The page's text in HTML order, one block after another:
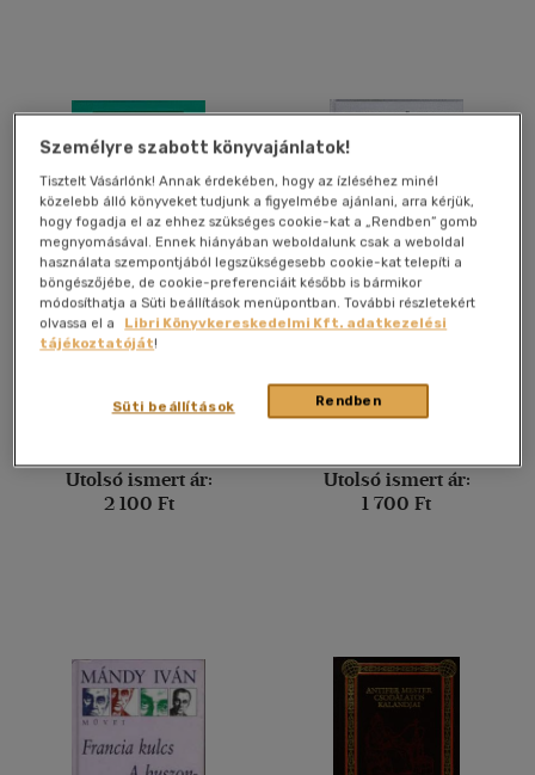
Nyelv szerint
Magyar(2449)
Angol(92)
Francia(3)
Német(16)
Olasz(4)
Vélemény szerint
Emberke meg a kislány
Könyv
Utolsó ismert ár:
2 100 Ft
Az állatok konferenciája
Könyv
Utolsó ismert ár:
1 700 Ft
Személyre szabott könyvajánlatok!
Tisztelt Vásárlónk! Annak érdekében, hogy az ízléséhez minél
közelebb álló könyveket tudjunk a figyelmébe ajánlani, arra kérjük,
hogy fogadja el az ehhez szükséges cookie-kat a „Rendben” gomb
megnyomásával. Ennek hiányában weboldalunk csak a weboldal
használata szempontjából legszükségesebb cookie-kat telepíti a
böngészőjébe, de cookie-preferenciáit később is bármikor
módosíthatja a Süti beállítások menüpontban. További részletekért
olvassa el a
Libri Könyvkereskedelmi Kft. adatkezelési
tájékoztatóját!
Rendben
Süti beállítások